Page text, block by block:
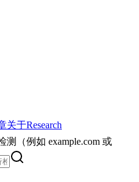
关于Research
（例如 example.com 或